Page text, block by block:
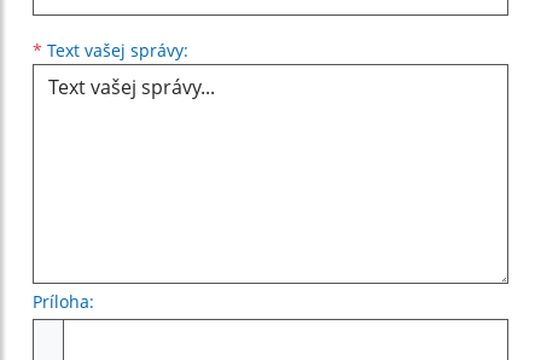
* Text vašej správy:
Príloha: